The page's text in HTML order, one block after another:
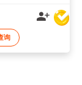
询